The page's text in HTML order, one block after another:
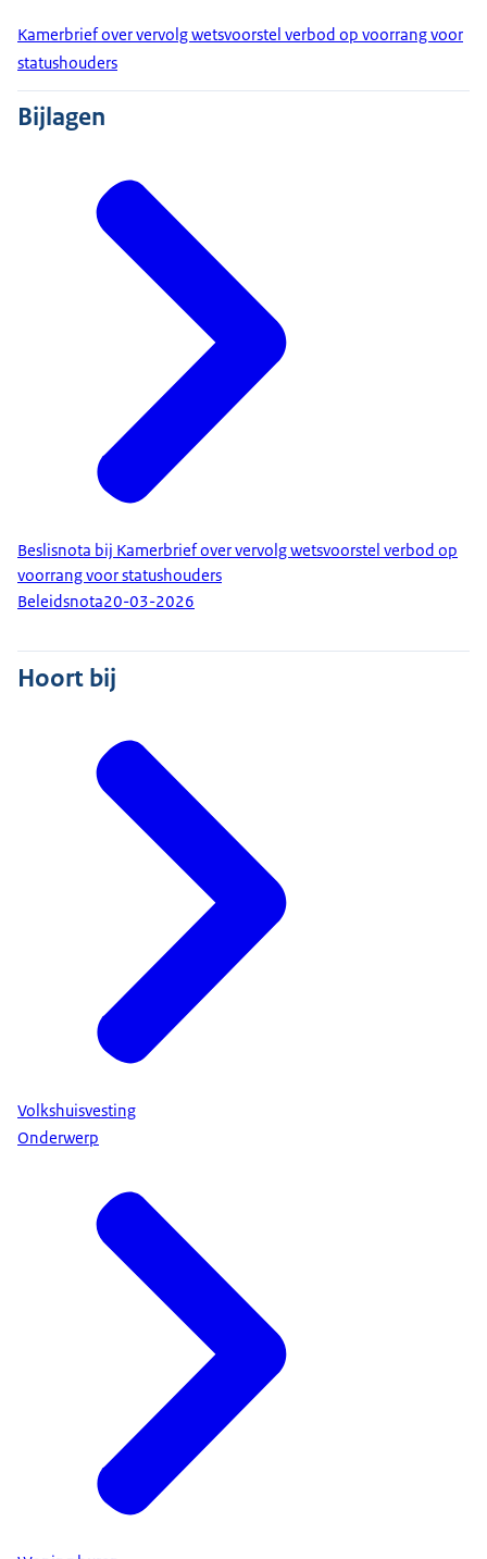
Kamerbrief over vervolg wetsvoorstel verbod op voorrang voor
statushouders
Bijlagen
Beslisnota bij Kamerbrief over vervolg wetsvoorstel verbod op
voorrang voor statushouders
Beleidsnota20-03-2026
Hoort bij
Volkshuisvesting
Onderwerp